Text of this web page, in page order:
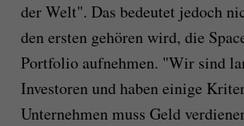
der Welt". Das bedeutet jedoch
den ersten gehören wird, die
Portfolio aufnehmen. "Wir sind
Investoren und haben einige
Unternehmen muss Geld